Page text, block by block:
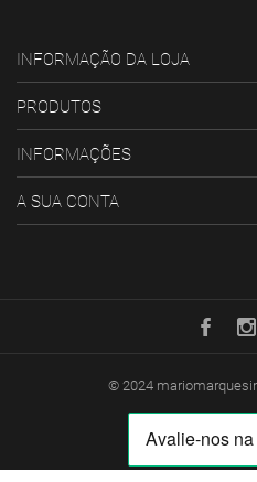
INFORMAÇÃO DA LOJA
PRODUTOS
INFORMAÇÕES
A SUA CONTA
© 2024